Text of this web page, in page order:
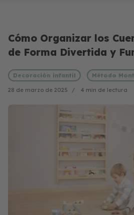
Cómo Organizar los
de Forma Divertida y
Decoración infantil Método
28 de marzo de 2025 4 min de lectura